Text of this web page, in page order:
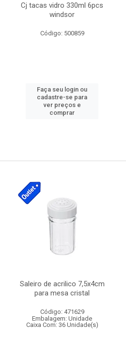
Cj tacas vidro 330ml 6pcs
windsor
Código: 500859
Faça seu login ou
cadastre-se para
ver preços e
comprar
Saleiro de acrilico 7,5x4cm
para mesa cristal
Código: 471629
Embalagem: Unidade
Caixa Com: 36 Unidade(s)